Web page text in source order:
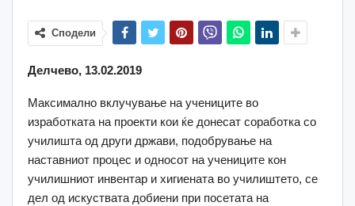
Сподели
Делчево, 13.02.2019
Максимално вклучување на учениците во
изработката на проекти кои ќе донесат соработка со
училишта од други држави, подобрување на
наставниот процес и односот на учениците кон
училишниот инвентар и хигиената во училиштето, се
дел од искуствата добиени при посетата на